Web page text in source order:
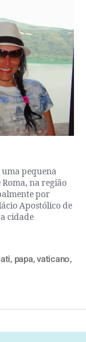
uma pequena
na região
por
Apostólico de
cidade
, papa,vaticano,